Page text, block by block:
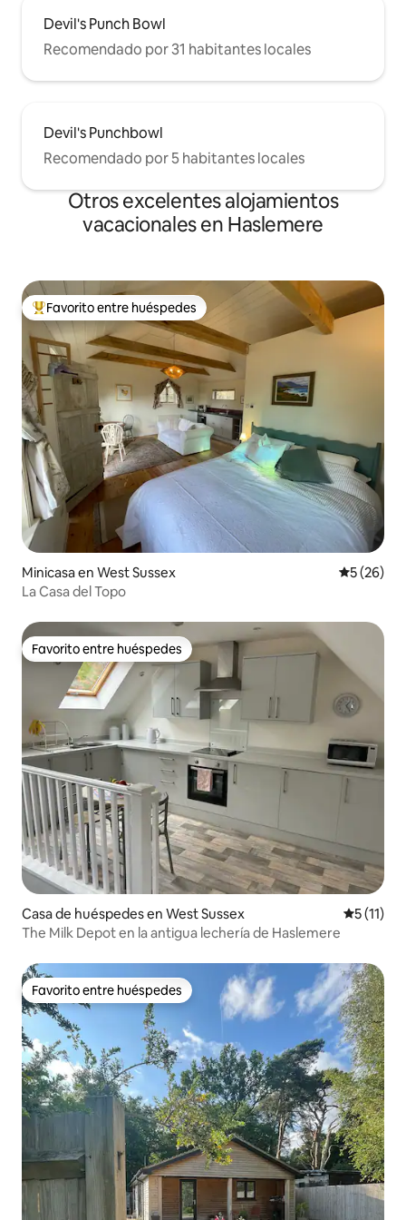
Devil's Punch Bowl
Recomendado por 31 habitantes locales
Devil's Punchbowl
Recomendado por 5 habitantes locales
Otros excelentes alojamientos
vacacionales en Haslemere
De los mejores en Favorito entre huéspedes
Favorito entre huéspedes
Minicasa en West Sussex
5 (26)
La Casa del Topo
Favorito entre huéspedes
Favorito entre huéspedes
Casa de huéspedes en West Sussex
5 (11)
The Milk Depot en la antigua lechería de Haslemere
Favorito entre huéspedes
Favorito entre huéspedes